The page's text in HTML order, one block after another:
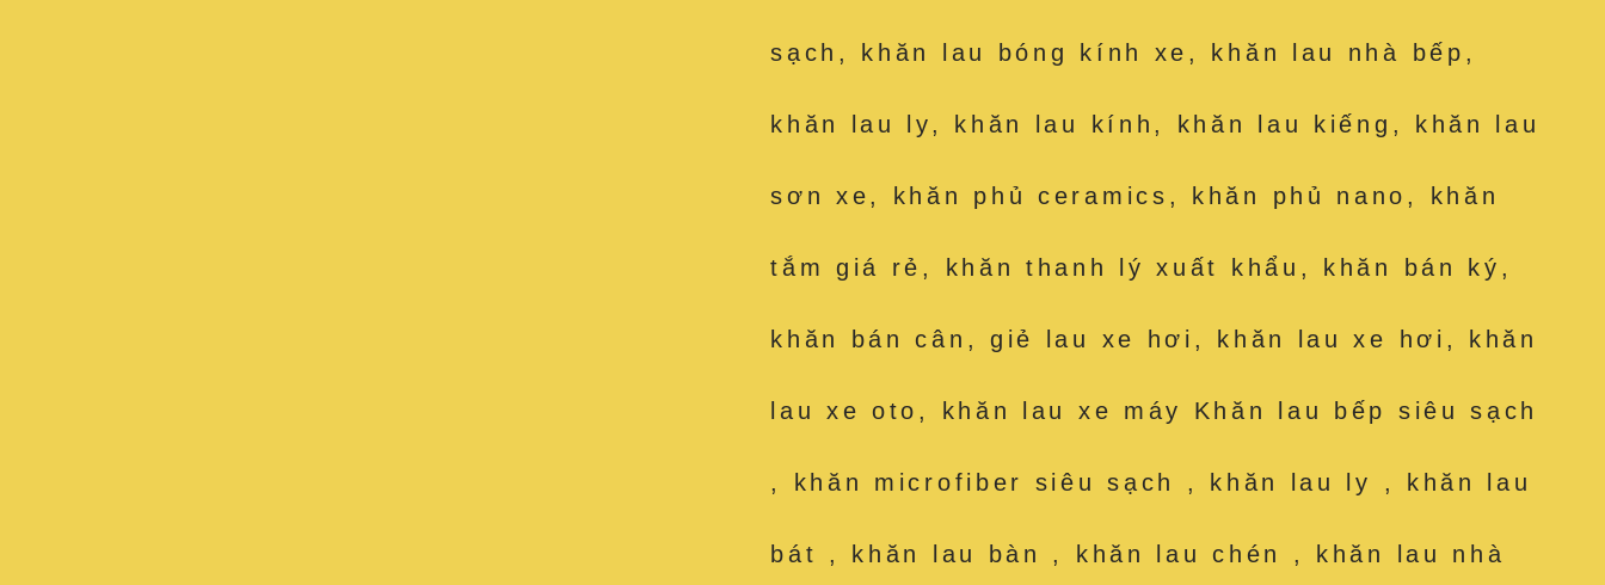
sạch, khăn lau bóng kính xe, khăn lau nhà bếp,
khăn lau ly, khăn lau kính, khăn lau kiếng, khăn lau
sơn xe, khăn phủ ceramics, khăn phủ nano, khăn
tắm giá rẻ, khăn thanh lý xuất khẩu, khăn bán ký,
khăn bán cân, giẻ lau xe hơi, khăn lau xe hơi, khăn
lau xe oto, khăn lau xe máy Khăn lau bếp siêu sạch
, khăn microfiber siêu sạch , khăn lau ly , khăn lau
bát , khăn lau bàn , khăn lau chén , khăn lau nhà